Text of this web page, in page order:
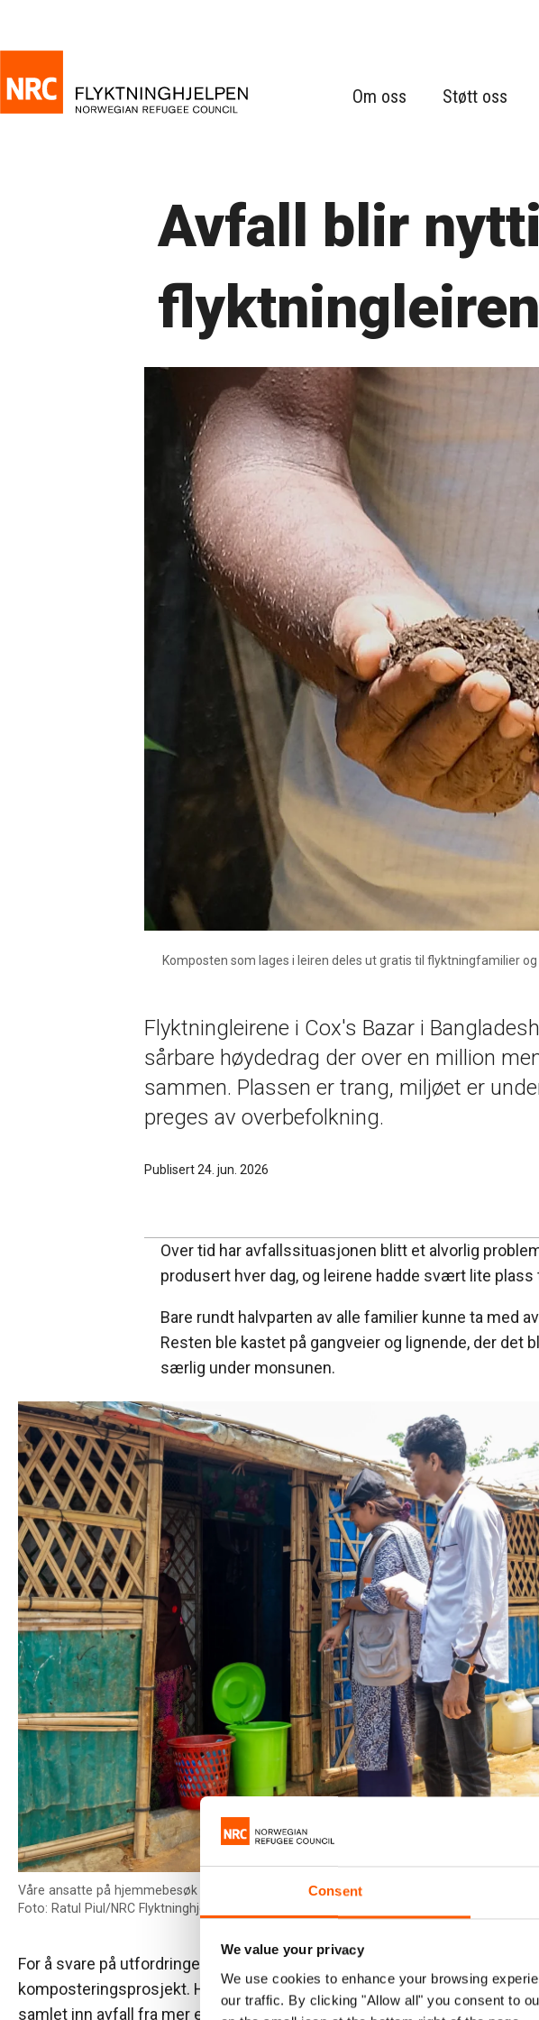
Consent
We value your privacy
We use cookies to enhance your browsing
our traffic. By clicking "Allow all" you consent to
Om oss Støtt oss
Avfall blir
Komposten som lages i leiren deles ut gratis til flyktningfamilier
Flyktningleirene i Cox's Bazar i
sårbare høydedrag der over en million
sammen. Plassen er trang, miljøet er
preges av overbefolkning.
Publisert 24. jun. 2026
Over tid har avfallssituasjonen blitt et alvorlig
produsert hver dag, og leirene hadde svært lite plass
Bare rundt halvparten av alle familier kunne ta med
Resten ble kastet på gangveier og lignende, der det
særlig under monsunen.
Våre ansatte på hjemmebesøk som et ledd i arbeidet for å øke bevisstheten rundt
Foto: Ratul Piul/NRC Flyktninghjelpen
For å svare på utfordringen startet NRC Flyktninghjelpen i Bangladesh et
komposteringsprosjekt. Hver morgen gikk avfallsarbeidere gjennom leir
samlet inn avfall fra mer enn 10.600 husholdninger.